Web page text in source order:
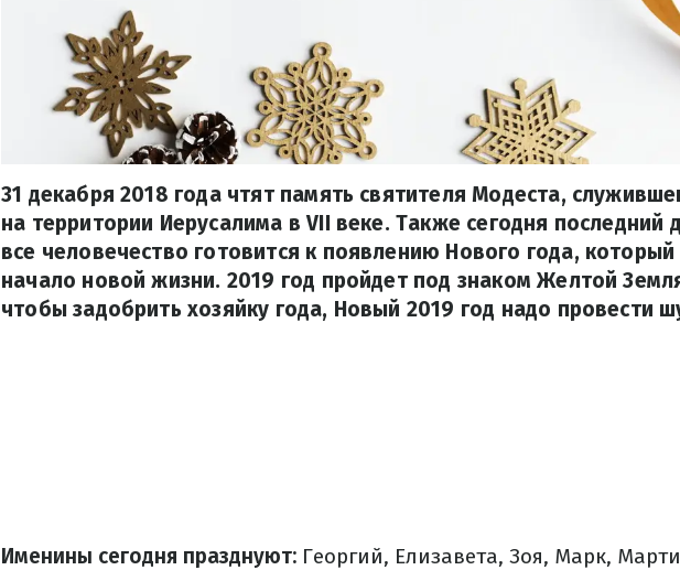
31 декабря 2018 года чтят память святителя Модеста,
на территории Иерусалима в VII веке. Также сегодня последний
все человечество готовится к появлению Нового года,
начало новой жизни. 2019 год пройдет под знаком Желтой
чтобы задобрить хозяйку года, Новый 2019 год надо провести
Именины сегодня празднуют: Георгий, Елизавета, Зоя, Марк,